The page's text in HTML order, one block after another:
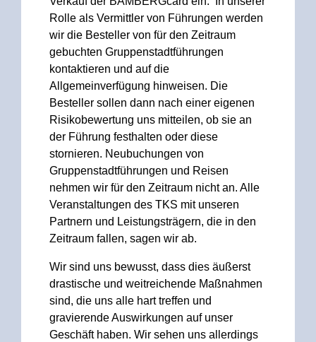
Rolle als Vermittler von Führungen werden
wir die Besteller von für den Zeitraum
gebuchten Gruppenstadtführungen
kontaktieren und auf die
Allgemeinverfügung hinweisen. Die
Besteller sollen dann nach einer eigenen
Risikobewertung uns mitteilen, ob sie an
der Führung festhalten oder diese
stornieren. Neubuchungen von
Gruppenstadtführungen und Reisen
nehmen wir für den Zeitraum nicht an. Alle
Veranstaltungen des TKS mit unseren
Partnern und Leistungsträgern, die in den
Zeitraum fallen, sagen wir ab.
Wir sind uns bewusst, dass dies äußerst
drastische und weitreichende Maßnahmen
sind, die uns alle hart treffen und
gravierende Auswirkungen auf unser
Geschäft haben. Wir sehen uns allerdings